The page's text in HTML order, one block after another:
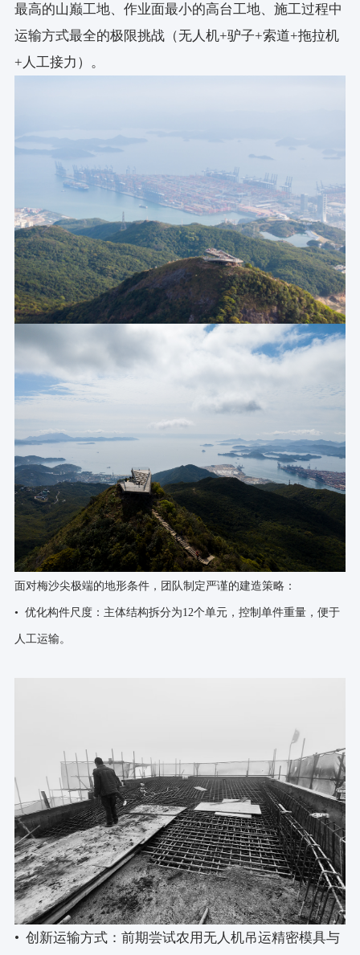
最高的山巅工地、作业面最小的高台工地、施工过程中
运输方式最全的极限挑战（无人机+驴子+索道+拖拉机
+人工接力）。
面对梅沙尖极端的地形条件，团队制定严谨的建造策略：
• 优化构件尺度：主体结构拆分为12个单元，控制单件重量，便于
人工运输。
• 创新运输方式：前期尝试农用无人机吊运精密模具与